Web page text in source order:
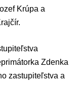
Krúpa a
.
Zdenka
zastupiteľstva a